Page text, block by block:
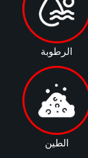
الرطوبة
الطين